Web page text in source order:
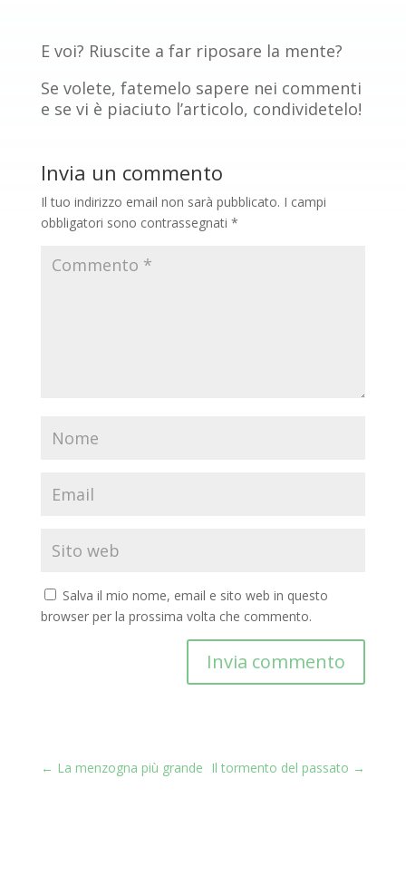
E voi? Riuscite a far riposare la mente?
Se volete, fatemelo sapere nei commenti
e se vi è piaciuto l’articolo, condividetelo!
Invia un commento
Il tuo indirizzo email non sarà pubblicato. I campi
obbligatori sono contrassegnati *
Salva il mio nome, email e sito web in questo
browser per la prossima volta che commento.
Invia commento
← La menzogna più grande Il tormento del passato →